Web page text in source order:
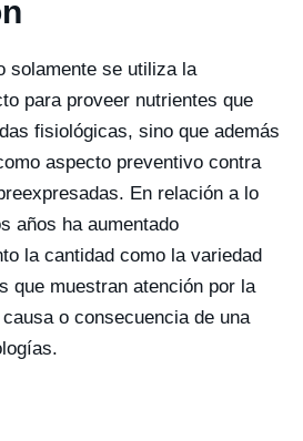
solamente se utiliza la
para proveer nutrientes que
fisiológicas, sino que además
aspecto preventivo contra
En relación a lo
años ha aumentado
la cantidad como la variedad
que muestran atención por la
o consecuencia de una